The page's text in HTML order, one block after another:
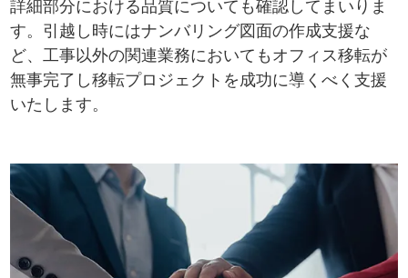
詳細部分における品質についても確認してまいりま
す。引越し時にはナンバリング図面の作成支援な
ど、工事以外の関連業務においてもオフィス移転が
無事完了し移転プロジェクトを成功に導くべく支援
いたします。